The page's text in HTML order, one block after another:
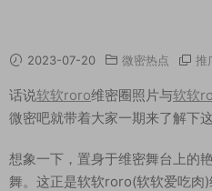
2023-07-20 微密热点 推
话说软软roro维密圈照片与软软
微密吧就带着大家一期来了解下
想象一下，置身于维密舞台上的
舞。这正是软软roro(软软爱吃肉